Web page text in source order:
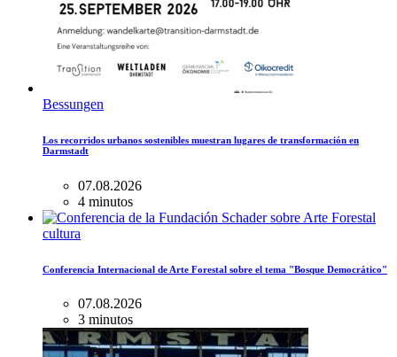
Bessungen
Los recorridos urbanos sostenibles muestran lugares de transformación en
Darmstadt
07.08.2026
4 minutos
cultura
Conferencia Internacional de Arte Forestal sobre el tema "Bosque Democrático"
07.08.2026
3 minutos